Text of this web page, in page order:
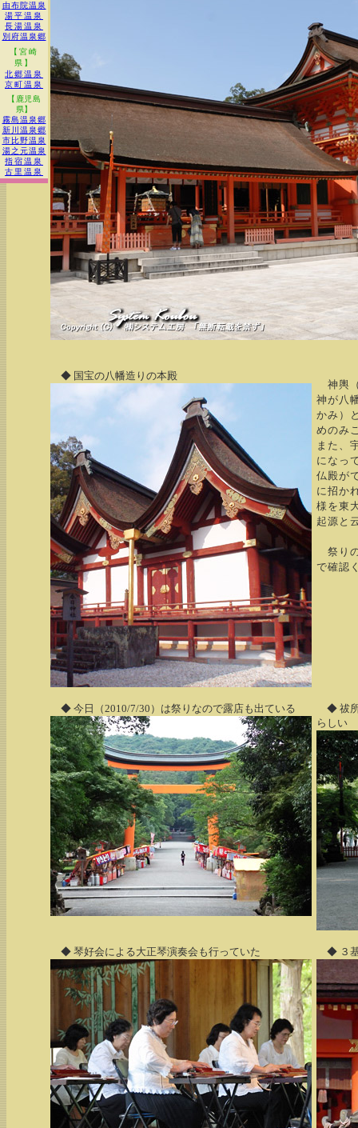
由布院温泉
湯平温泉
長湯温泉
別府温泉郷
【宮崎
県】
北郷温泉
京町温泉
【鹿児島
県】
霧島温泉郷
新川温泉郷
市比野温泉
湯之元温泉
指宿温泉
古里温泉
◆ 国宝の八幡造りの本殿
神輿
神が八
かみ）
めのみ
また、
になっ
仏殿が
に招か
様を東
起源と
祭り
で確認
◆ 今日（2010/7/30）は祭りなので露店も出ている
◆ 祓所
らしい
◆ 琴好会による大正琴演奏会も行っていた ◆ ３基